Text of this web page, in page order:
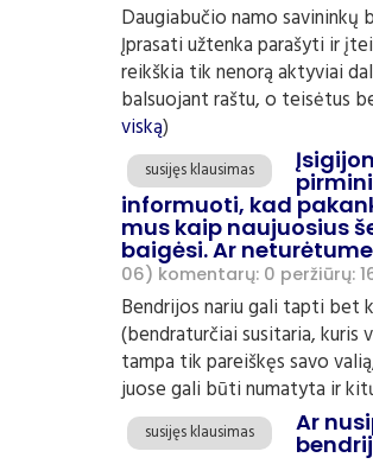
Daugiabučio namo
Įprasati užtenka parašyti ir
reikškia tik nenorą aktyviai
balsuojant raštu, o teisėtus
viską)
susijęs klausimas
informuoti, kad
mus kaip naujuosius
baigėsi. Ar
06) komentarų: 0 peržiūrų:
Bendrijos nariu gali tapti bet
(bendraturčiai susitaria, kuris
tampa tik pareiškęs savo
juose gali būti numatyta ir
susijęs klausimas Ar